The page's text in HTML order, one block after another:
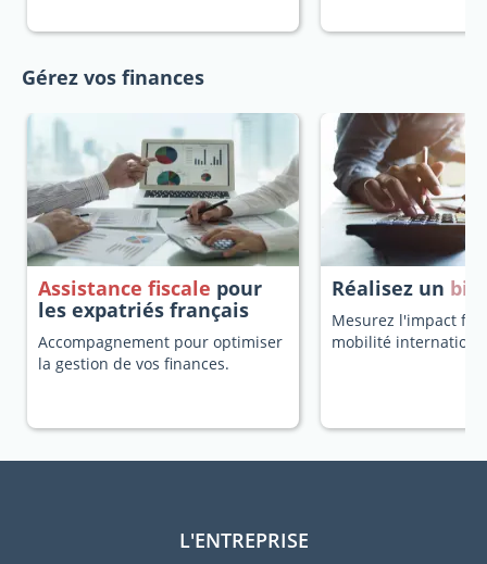
Gérez vos finances
Assistance fiscale pour
les expatriés français
Accompagnement pour optimiser
la gestion de vos finances.
Réalisez un
Mesurez l'impact
mobilité
L'ENTREPRISE